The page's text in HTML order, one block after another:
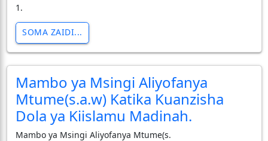
1.
SOMA ZAIDI...
Mambo ya Msingi Aliyofanya
Mtume(s.a.w) Katika Kuanzisha
Dola ya Kiislamu Madinah.
Mambo ya Msingi Aliyofanya Mtume(s.